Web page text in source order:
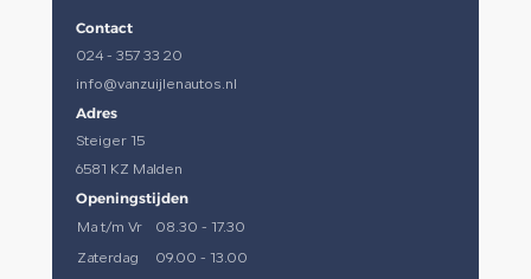
Contact
024 - 357 33 20
info@vanzuijlenautos.nl
Adres
Steiger 15
6581 KZ Malden
Openingstijden
Ma t/m Vr 08.30 - 17.30
Zaterdag 09.00 - 13.00